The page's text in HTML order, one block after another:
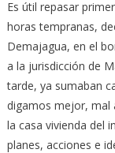
Es útil repasar
horas tempranas,
Demajagua, en el
a la jurisdicción de
tarde, ya sumaban
digamos mejor, mal
la casa vivienda del
planes, acciones e